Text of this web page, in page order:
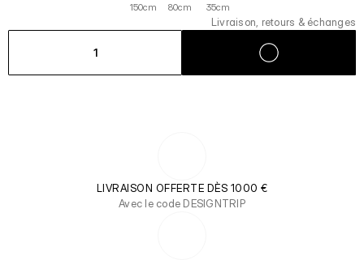
150cm
80cm
35cm
Livraison, retours & échanges
1
LIVRAISON OFFERTE DÈS 1000 €
Avec le code DESIGNTRIP